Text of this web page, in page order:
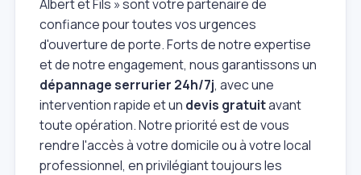
Albert et Fils » sont votre partenaire de
confiance pour toutes vos urgences
d'ouverture de porte. Forts de notre expertise
et de notre engagement, nous garantissons un
dépannage serrurier 24h/7j, avec une
intervention rapide et un devis gratuitavant
toute opération. Notre priorité est de vous
rendre l'accès à votre domicile ou à votre local
professionnel, en privilégiant toujours les